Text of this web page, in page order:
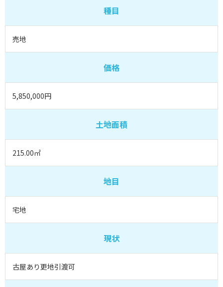
種目
売地
価格
5,850,000円
土地面積
215.00㎡
地目
宅地
現状
古屋あり更地引渡可